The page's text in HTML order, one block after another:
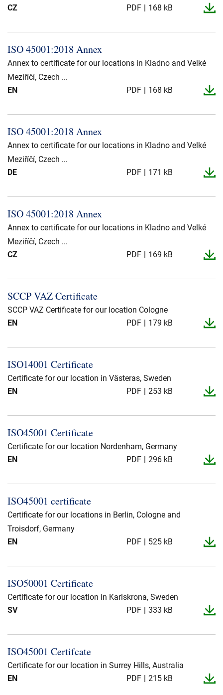
CZ
PDF 168 kB
ISO 45001:2018 Annex
Annex to certificate for our locations in Kladno and Velké
Meziříčí, Czech ...
EN
PDF 168 kB
ISO 45001:2018 Annex
Annex to certificate for our locations in Kladno and Velké
Meziříčí, Czech ...
DE
PDF 171 kB
ISO 45001:2018 Annex
Annex to certificate for our locations in Kladno and Velké
Meziříčí, Czech ...
CZ
PDF 169 kB
SCCP VAZ Certificate
SCCP VAZ Certificate for our location Cologne
EN
PDF 179 kB
ISO14001 Certificate
Certificate for our location in Västeras, Sweden
EN
PDF 253 kB
ISO45001 Certificate
Certificate for our location Nordenham, Germany
EN
PDF 296 kB
ISO45001 certificate
Certificate for our locations in Berlin, Cologne and
Troisdorf, Germany
EN
PDF 525 kB
ISO50001 Certificate
Certificate for our location in Karlskrona, Sweden
SV
PDF 333 kB
ISO45001 Certifcate
Certificate for our location in Surrey Hills, Australia
EN
PDF 215 kB